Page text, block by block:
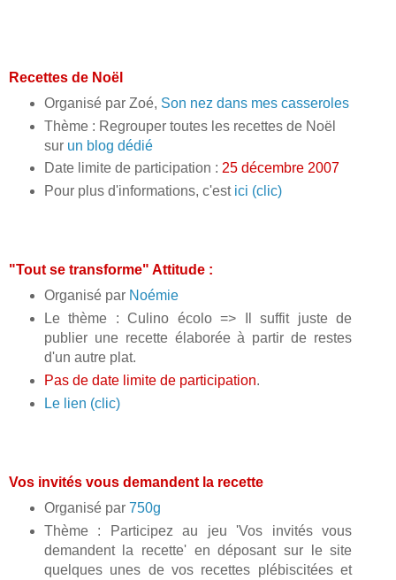
Recettes de Noël
Organisé par Zoé, Son nez dans mes casseroles
Thème : Regrouper toutes les recettes de Noël
sur un blog dédié
Date limite de participation : 25 décembre 2007
Pour plus d'informations, c'est ici (clic)
"Tout se transforme" Attitude :
Organisé par Noémie
Le thème : Culino écolo => Il suffit juste de
publier une recette élaborée à partir de restes
d'un autre plat.
Pas de date limite de participation.
Le lien (clic)
Vos invités vous demandent la recette
Organisé par 750g
Thème : Participez au jeu 'Vos invités vous
demandent la recette' en déposant sur le site
quelques unes de vos recettes plébiscitées et